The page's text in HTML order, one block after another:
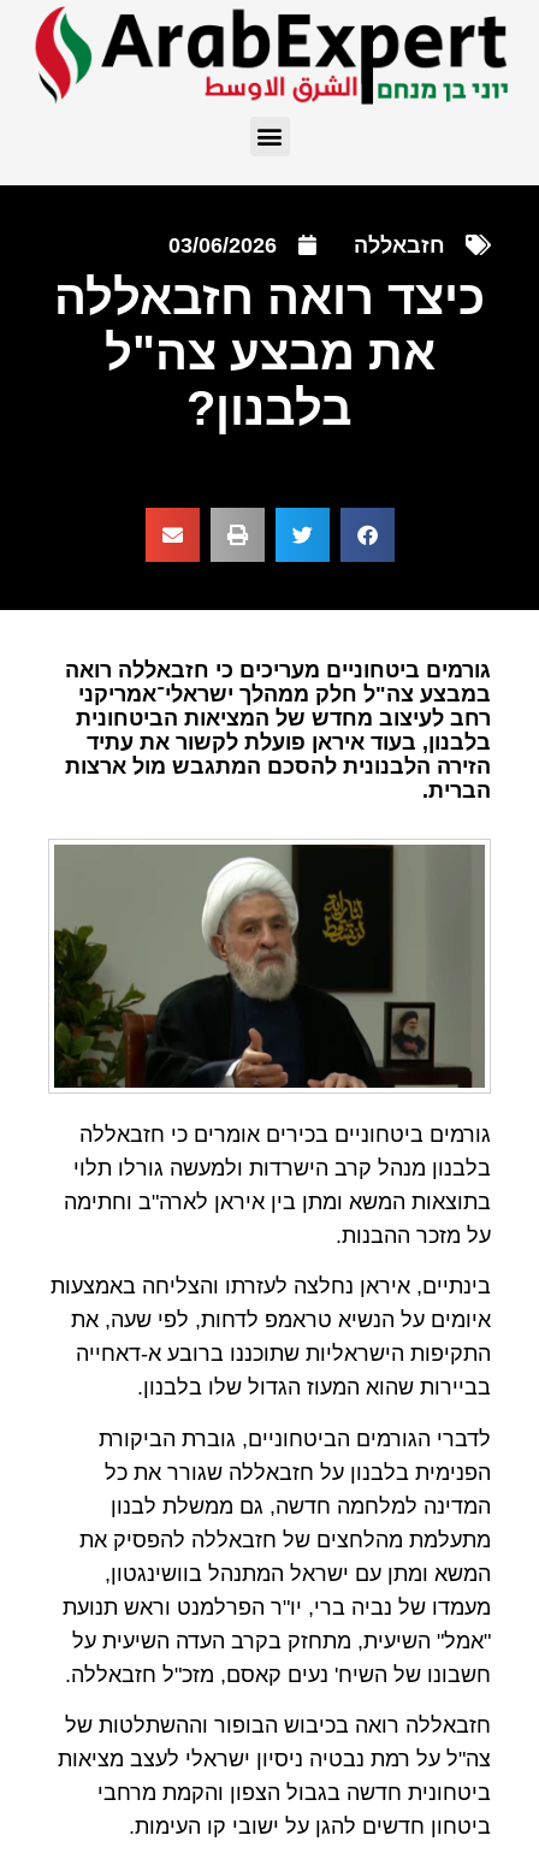
חזבאללה 03/06/2026
כיצד רואה חזבאללה
את מבצע צה"ל
בלבנון?
גורמים ביטחוניים מעריכים כי חזבאללה רואה
במבצע צה"ל חלק ממהלך ישראלי־אמריקני
רחב לעיצוב מחדש של המציאות הביטחונית
בלבנון, בעוד איראן פועלת לקשור את עתיד
הזירה הלבנונית להסכם המתגבש מול ארצות
הברית.
גורמים ביטחוניים בכירים אומרים כי חזבאללה
בלבנון מנהל קרב הישרדות ולמעשה גורלו תלוי
בתוצאות המשא ומתן בין איראן לארה"ב וחתימה
על מזכר ההבנות.
בינתיים, איראן נחלצה לעזרתו והצליחה באמצעות
איומים על הנשיא טראמפ לדחות, לפי שעה, את
התקיפות הישראליות שתוכננו ברובע א-דאחייה
בביירות שהוא המעוז הגדול שלו בלבנון.
לדברי הגורמים הביטחוניים, גוברת הביקורת
הפנימית בלבנון על חזבאללה שגורר את כל
המדינה למלחמה חדשה, גם ממשלת לבנון
מתעלמת מהלחצים של חזבאללה להפסיק את
המשא ומתן עם ישראל המתנהל בוושינגטון,
מעמדו של נביה ברי, יו"ר הפרלמנט וראש תנועת
"אמל" השיעית, מתחזק בקרב העדה השיעית על
חשבונו של השיח' נעים קאסם, מזכ"ל חזבאללה.
חזבאללה רואה בכיבוש הבופור וההשתלטות של
צה"ל על רמת נבטיה ניסיון ישראלי לעצב מציאות
ביטחונית חדשה בגבול הצפון והקמת מרחבי
ביטחון חדשים להגן על ישובי קו העימות.